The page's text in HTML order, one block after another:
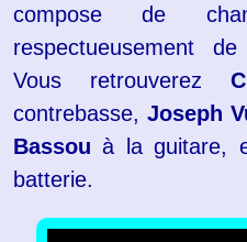
compose de
respectueusement
Vous retrouverez
contrebasse, Joseph
Bassou à la guitare,
batterie.